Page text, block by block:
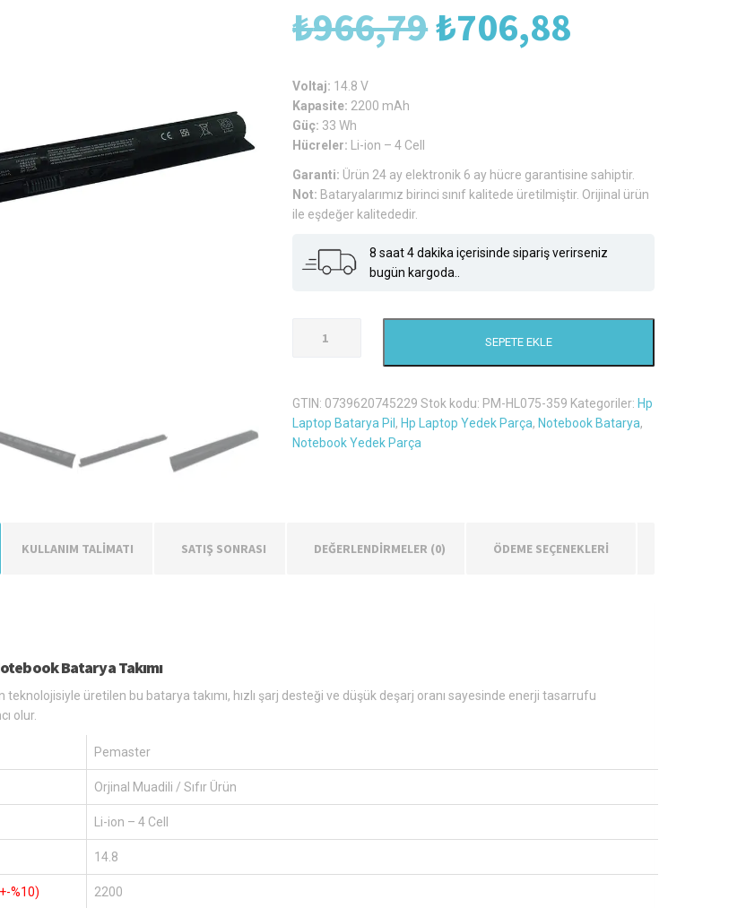
₺966,79Orijinal
₺706,88
₺706,88.
Voltaj: 14.8 V
Kapasite: 2200 mAh
Güç: 33 Wh
Hücreler:
Li-ion – 4 Cell
Garanti: Ürün 24 ay elektronik 6 ay hücre garantisine sahiptir.
Not: Bataryalarımız birinci sınıf kalitede üretilmiştir. Orijinal ürün
ile eşdeğer kalitededir.
8 saat 4 dakika içerisinde sipariş verirseniz
bugün kargoda..
Pil
adet
SEPETE EKLE
GTIN: 0739620745229 Stok kodu: PM-HL075-359 Kategoriler: Hp
Laptop Batarya Pil , Hp Laptop Yedek Parça, Notebook Batarya,
Notebook Yedek Parça
KULLANIM TALİMATI SATIŞ SONRASI DEĞERLENDIRMELER (0) ÖDEME SEÇENEKLERİ
Batarya Takımı
teknolojisiyle üretilen bu batarya takımı, hızlı şarj desteği ve düşük deşarj oranı sayesinde enerji tasarrufu
olur.
Pemaster
Orjinal Muadili / Sıfır Ürün
Li-ion – 4 Cell
14.8
%10) 2200